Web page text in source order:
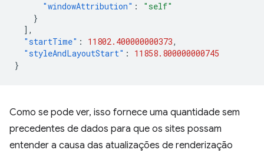
"windowAttribution" :
"self"
}
],
"startTime" : 11802.400000000373,
"styleAndLayoutStart" :
11858.800000000745
}
Como se pode ver, isso fornece uma quantidade sem
precedentes de dados para que os sites possam
entender a causa das atualizações de renderização